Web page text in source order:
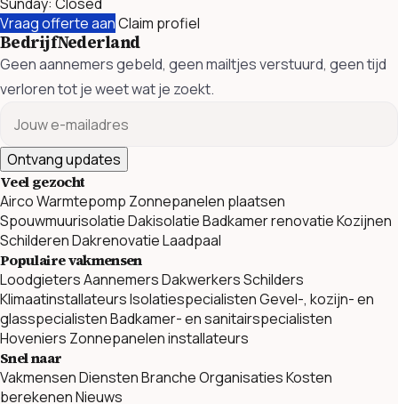
Sunday: Closed
Vraag offerte aanClaim profiel
BedrijfNederland
Geen aannemers gebeld, geen mailtjes verstuurd, geen tijd
verloren tot je weet wat je zoekt.
Ontvang updates
Veel gezocht
AircoWarmtepomp Zonnepanelen plaatsen
SpouwmuurisolatieDakisolatieBadkamer renovatieKozijnen
SchilderenDakrenovatieLaadpaal
Populaire vakmensen
LoodgietersAannemersDakwerkersSchilders
KlimaatinstallateursIsolatiespecialistenGevel-, kozijn- en
glasspecialistenBadkamer- en sanitairspecialisten
Hoveniers Zonnepanelen installateurs
Snel naar
VakmensenDienstenBranche OrganisatiesKosten
berekenenNieuws